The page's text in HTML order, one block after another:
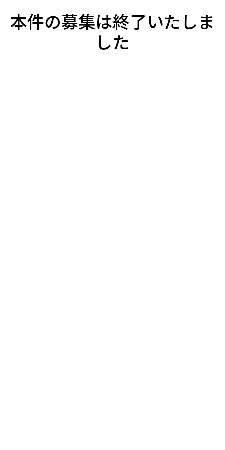
本件の募集は終了いたしま
した